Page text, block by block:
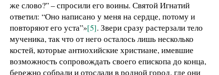
же слово?” – спросили его воины. Святой Игнатий
ответил: “Оно написано у меня на сердце, потому и
повторяют его уста”»[5]. Звери сразу растерзали тело
мученика, так что от него осталось лишь несколько
костей, которые антиохийские христиане, имевшие
возможность сопровождать своего епископа до конца,
бережно собрали и отослали в родной город, где они